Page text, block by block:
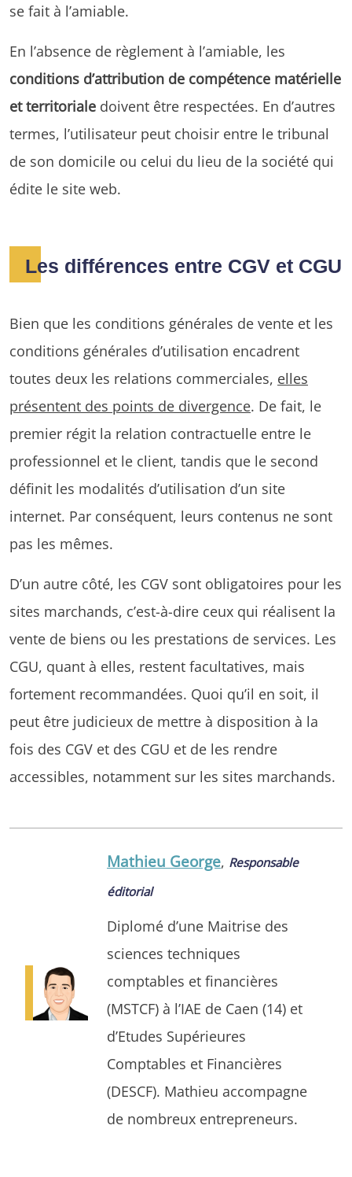
se fait à l’amiable.
En l’absence de règlement à l’amiable, les
conditions d’attribution de compétence matérielle
et territoriale doivent être respectées. En d’autres
termes, l’utilisateur peut choisir entre le tribunal
de son domicile ou celui du lieu de la société qui
édite le site web.
Les différences entre CGV et CGU
Bien que les conditions générales de vente et les
conditions générales d’utilisation encadrent
toutes deux les relations commerciales, elles
présentent des points de divergence. De fait, le
premier régit la relation contractuelle entre le
professionnel et le client, tandis que le second
définit les modalités d’utilisation d’un site
internet. Par conséquent, leurs contenus ne sont
pas les mêmes.
D’un autre côté, les CGV sont obligatoires pour les
sites marchands, c’est-à-dire ceux qui réalisent la
vente de biens ou les prestations de services. Les
CGU, quant à elles, restent facultatives, mais
fortement recommandées. Quoi qu’il en soit, il
peut être judicieux de mettre à disposition à la
fois des CGV et des CGU et de les rendre
accessibles, notamment sur les sites marchands.
Mathieu George, Responsable
éditorial
Diplomé d’une Maitrise des
sciences techniques
comptables et financières
(MSTCF) à l’IAE de Caen (14) et
d’Etudes Supérieures
Comptables et Financières
(DESCF). Mathieu accompagne
de nombreux entrepreneurs.